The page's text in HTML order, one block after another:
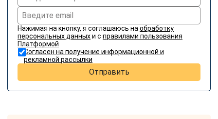
Нажимая на кнопку, я соглашаюсь на обработку
персональных данныхи с правилами пользования
Платформой
Согласен на получение информационной и
рекламной рассылки
Отправить